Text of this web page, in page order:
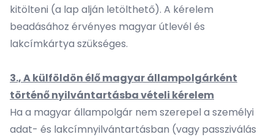
kitölteni (a lap alján letölthető). A kérelem
beadásához érvényes magyar útlevél és
lakcímkártya szükséges.
3., A külföldön élő magyar állampolgárként
történő nyilvántartásba vételi kérelem
Ha a magyar állampolgár nem szerepel a személyi
adat- és lakcímnyilvántartásban (vagy passziválás